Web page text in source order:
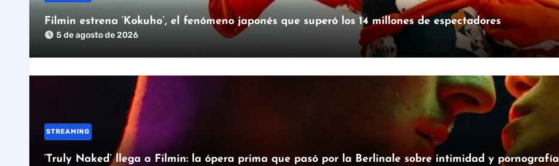
Filmin estrena ‘Kokuho’, el fenómeno japonés que superó los 14 millones de espectadores
5 de agosto de 2026
STREAMING
‘Truly Naked’ llega a Filmin: la ópera prima que pasó por la Berlinale sobre intimidad y pornografía